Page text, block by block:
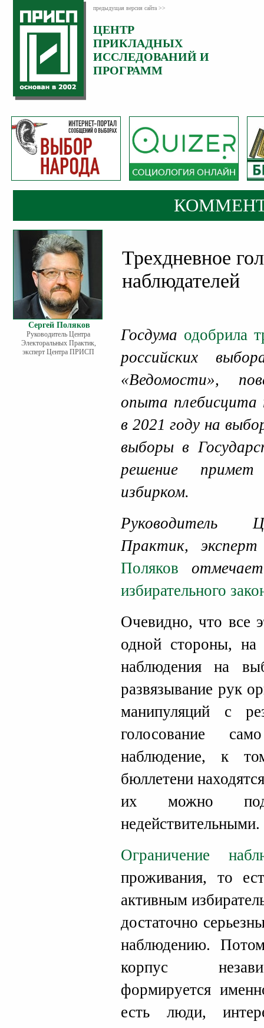
предыдущая версия сайта >>
ЦЕНТР
ПРИКЛАДНЫХ
ИССЛЕДОВАНИЙ И
ПРОГРАММ
Сергей Поляков
Руководитель Центра
Электоральных Практик,
эксперт Центра ПРИСП
Трехдневное
наблюдателей
Госдума одобрила
российских
«Ведомости»,
опыта плебисцита
в 2021 году на
выборы в
решение
избирком.
Руководитель
Практик,
Поляков отмечает
избирательного
Очевидно, что все
одной стороны, на
наблюдения на
развязывание рук
манипуляций с
голосование
наблюдение, к
бюллетени
их можно
недействительными.
Ограничение
проживания, то
активным
достаточно
наблюдению.
корпус
формируется
есть люди,
Категория:
Комментарии